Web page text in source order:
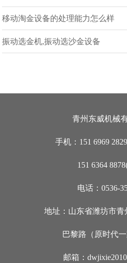
移动淘金设备的处理能力怎么样
振动选金机,振动选沙金设备
青州东威机械
手机：151 6969
151 6364 8878(
电话：0536-
地址：山东省潍坊市青
巴黎路（原时代
邮箱：